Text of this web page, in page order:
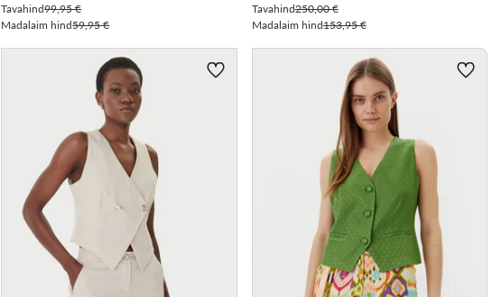
Tavahind99,95 €
Madalaim hind59,95 €
Tavahind250,00 €
Madalaim hind153,95 €